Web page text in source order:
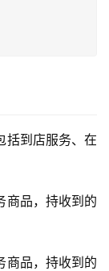
括到店服务、在
商品，持收到的
商品，持收到的